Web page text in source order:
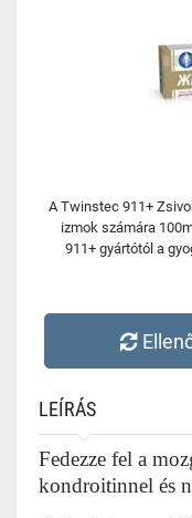
A Twinstec 911+
izmok számára
911+ gyártótól a
LEÍRÁS
Fedezze fel a
kondroitinnel és n